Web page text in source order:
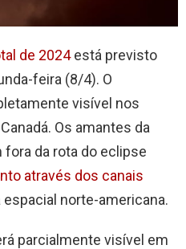
de 2024está previsto
feira (8/4). O
visível nos
Os amantes da
da rota do eclipse
através dos canais
espacial norte-americana.
parcialmente visível em